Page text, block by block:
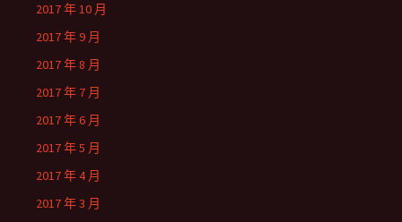
2017 年 10 月
2017 年 9 月
2017 年 8 月
2017 年 7 月
2017 年 6 月
2017 年 5 月
2017 年 4 月
2017 年 3 月